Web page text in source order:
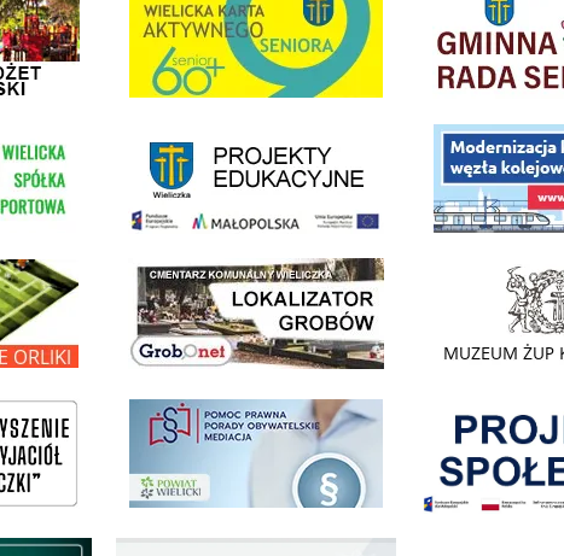
link do strony - projekty edukacyjne dofinansowane z Europejskiego
link do opisu projektu
Orliki link do lokalizatora grobów na wielickim cmentarzu - grobnetlink do strony -
pomoc prawna wieliczka
- Pożyczkowa